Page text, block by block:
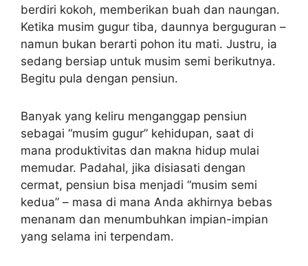
berdiri kokoh, memberikan buah dan naungan.
Ketika musim gugur tiba, daunnya berguguran –
namun bukan berarti pohon itu mati. Justru, ia
sedang bersiap untuk musim semi berikutnya.
Begitu pula dengan pensiun.
Banyak yang keliru menganggap pensiun
sebagai “musim gugur” kehidupan, saat di
mana produktivitas dan makna hidup mulai
memudar. Padahal, jika disiasati dengan
cermat, pensiun bisa menjadi “musim semi
kedua” – masa di mana Anda akhirnya bebas
menanam dan menumbuhkan impian-impian
yang selama ini terpendam.